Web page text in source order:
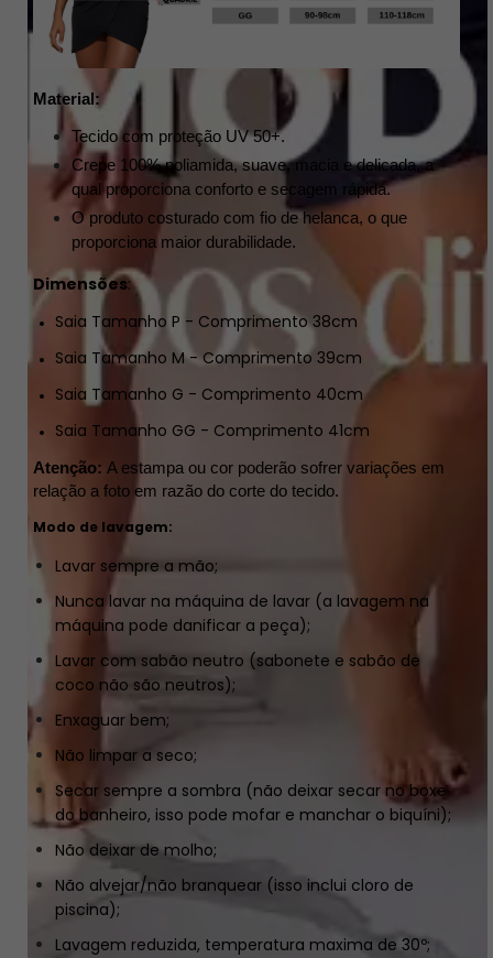
Material:
Tecido com proteção UV 50+.
Crepe 100% poliamida, suave, macia e delicada, a
qual proporciona conforto e secagem rápida.
O produto costurado com fio de helanca, o que
proporciona maior durabilidade.
Dimensões:
Saia Tamanho P - Comprimento 38cm
Saia Tamanho M - Comprimento 39cm
Saia Tamanho G - Comprimento 40cm
Saia Tamanho GG - Comprimento 41cm
Atenção: A estampa ou cor poderão sofrer variações em
relação a foto em razão do corte do tecido.
Modo de lavagem:
Lavar sempre a mão;
Nunca lavar na máquina de lavar (a lavagem na
máquina pode danificar a peça);
Lavar com sabão neutro (sabonete e sabão de
coco não são neutros);
Enxaguar bem;
Não limpar a seco;
Secar sempre a sombra (não deixar secar no boxe
do banheiro, isso pode mofar e manchar o biquíni);
Não deixar de molho;
Não alvejar/não branquear (isso inclui cloro de
piscina);
Lavagem reduzida, temperatura maxima de 30º;